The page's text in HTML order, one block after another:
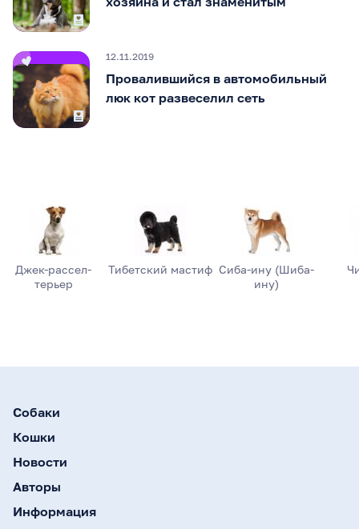
12.11.2019
Провалившийся в автомобильный
люк кот развеселил сеть
Джек-рассел-
терьер
Тибетский мастиф Сиба-ину (Шиба-
ину)
Собаки
Кошки
Новости
Авторы
Информация